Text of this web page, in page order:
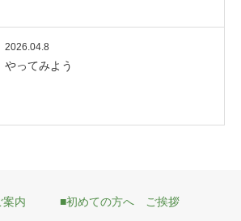
2026.04.8
やってみよう
案内 ■初めての方へ ご挨拶